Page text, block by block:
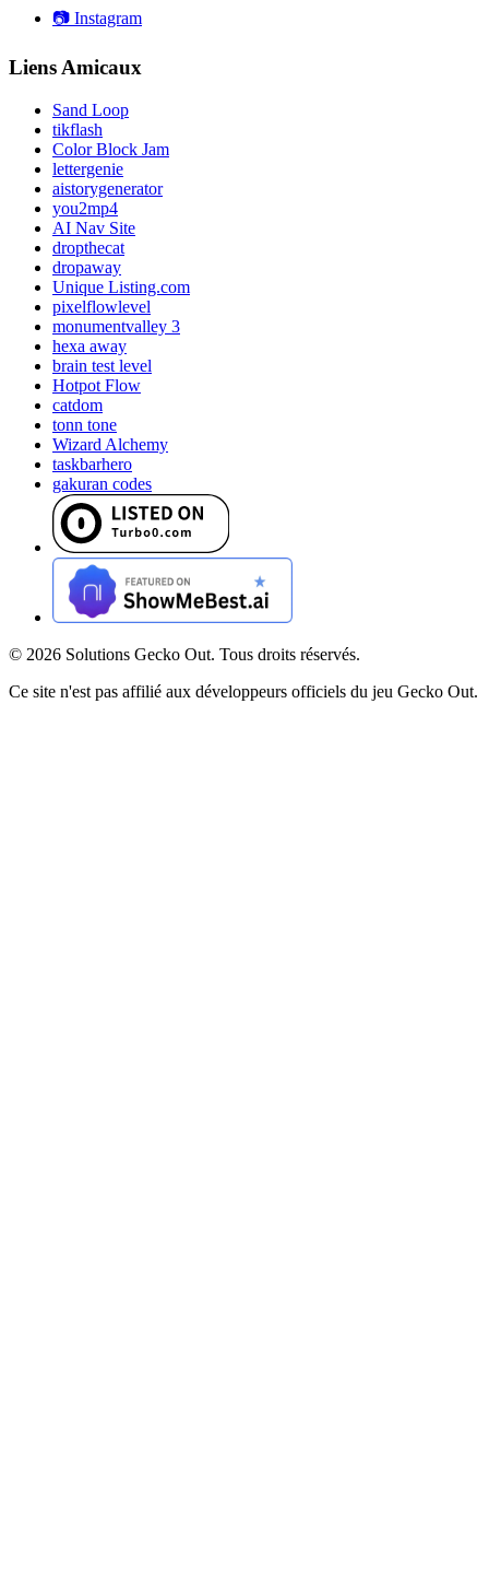
📷 Instagram
Liens Amicaux
Sand Loop
tikflash
Color Block Jam
lettergenie
aistorygenerator
you2mp4
AI Nav Site
dropthecat
dropaway
Unique Listing.com
pixelflowlevel
monumentvalley 3
hexa away
brain test level
Hotpot Flow
catdom
tonn tone
Wizard Alchemy
taskbarhero
gakuran codes
© 2026 Solutions Gecko Out. Tous droits réservés.
Ce site n'est pas affilié aux développeurs officiels du jeu Gecko Out.